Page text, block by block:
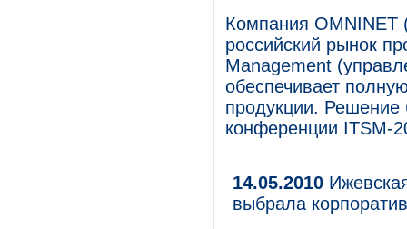
Компания OMNINET
российский рынок
Management
обеспечивает
продукции. Решение
конференции ITSM-
14.05.2010
выбрала